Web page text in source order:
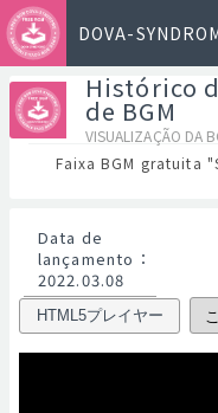
DOVA-
Histórico
de BGM
VISUALIZAÇÃO DA
Faixa BGM gratuita
Data de
lançamento ：
2022.03.08
HTML5プレイヤー